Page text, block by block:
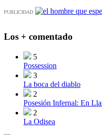
PUBLICIDAD
Los + comentado
5
Possession
3
La boca del diablo
2
Posesión Infernal: En
2
La Odisea